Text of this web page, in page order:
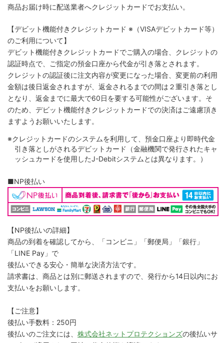
商品お届け時に配送業者へクレジットカードでお支払い。
【デビット機能付きクレジットカード ※（VISAデビットカード等）
のご利用について】
デビット機能付きクレジットカードでご購入の場合、クレジットの
認証時点で、ご指定の預金口座から代金が引き落とされます。
クレジットの認証後に注文内容が変更になった場合、変更前の利用
金額は後日返金されますが、返金されるまでの間は２重引き落とし
となり、返金までに最大で60日を要する可能性がございます。そ
のため、デビット機能付きクレジットカードでの決済はご遠慮頂き
ますようお願いいたします。
※クレジットカードのシステムを利用して、預金口座より即時代金
引き落としがされるデビットカード（金融機関で発行されたキャ
ッシュカードを使用したJ-Debitシステムとは異なります。）
■NP後払い
【NP後払いの詳細】
商品の到着を確認してから、「コンビニ」「郵便局」「銀行」
「LINE Pay」で
後払いできる安心・簡単な決済方法です。
請求書は、商品とは別に郵送されますので、発行から14日以内にお
支払いをお願いします。
【ご注意】
後払い手数料：250円
後払いのご注文には、 株式会社ネットプロテクションズの後払いサ